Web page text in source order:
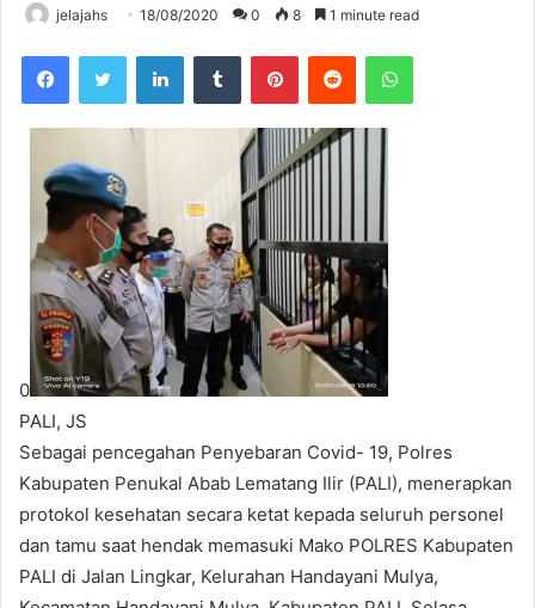
jelajahs 18/08/2020 0 8 1 minute read
0
PALI, JS
Sebagai pencegahan Penyebaran Covid- 19, Polres
Kabupaten Penukal Abab Lematang Ilir (PALI), menerapkan
protokol kesehatan secara ketat kepada seluruh personel
dan tamu saat hendak memasuki Mako POLRES Kabupaten
PALI di Jalan Lingkar, Kelurahan Handayani Mulya,